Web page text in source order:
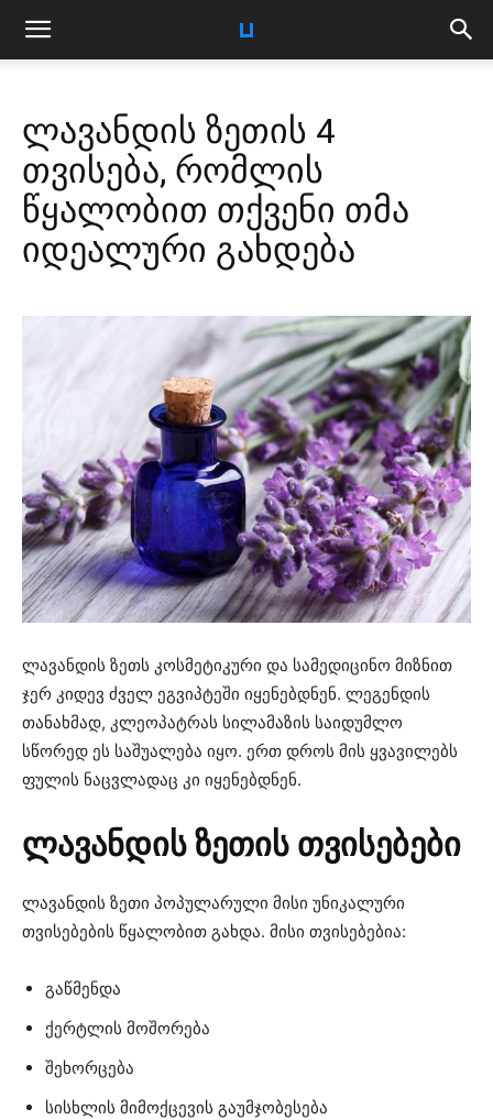
ლავანდის ზეთის 4
თვისება, რომლის
წყალობით თქვენი თმა
იდეალური გახდება
ლავანდის ზეთს კოსმეტიკური და სამედიცინო მიზნით
ჯერ კიდევ ძველ ეგვიპტეში იყენებდნენ. ლეგენდის
თანახმად, კლეოპატრას სილამაზის საიდუმლო
სწორედ ეს საშუალება იყო. ერთ დროს მის ყვავილებს
ფულის ნაცვლადაც კი იყენებდნენ.
ლავანდის ზეთის თვისებები
ლავანდის ზეთი პოპულარული მისი უნიკალური
თვისებების წყალობით გახდა. მისი თვისებებია:
გაწმენდა
ქერტლის მოშორება
შეხორცება
სისხლის მიმოქცევის გაუმჯობესება